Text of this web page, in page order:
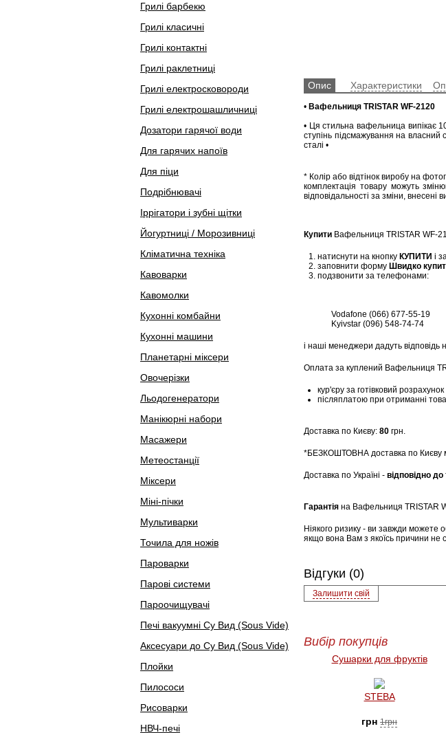
Грилі барбекю
Грилі класичні
Грилі контактні
Грилі раклетниці
Грилі електросковороди
Грилі електрошашличниці
Дозатори гарячої води
Для гарячих напоїв
Для піци
Подрібнювачі
Іррігатори і зубні щітки
Йогуртниці / Морозивниці
Кліматична техніка
Кавоварки
Кавомолки
Кухонні комбайни
Кухонні машини
Планетарні міксери
Овочерізки
Льодогенератори
Манікюрні набори
Масажери
Метеостанції
Міксери
Міні-пічки
Мультиварки
Точила для ножів
Пароварки
Парові системи
Пароочищувачі
Печі вакуумні Су Вид (Sous Vide)
Аксесуари до Су Вид (Sous Vide)
Плойки
Пилососи
Рисоварки
НВЧ-печі
Опис Характеристики
• Вафельниця TRISTAR WF-2120
• Ця стильна вафельница випікає
ступінь підсмажування на власний
сталі •
* Колір або відтінок виробу на
комплектація товару можуть
відповідальності за зміни, внесені
Купити Вафельниця TRISTAR WF-
натиснути на кнопку КУПИТИ і
заповнити форму Швидко
подзвонити за телефонами:
Vodafone (066) 677-55-19
Kyivstar (096) 548-74-74
і наші менеджери дадуть відповідь
Оплата за куплений Вафельниця
кур'єру за готівковий
післяплатою при отриманні
Доставка по Києву: 80 грн.
*БЕЗКОШТОВНА доставка по Києву
Доставка по Україні - відповідно
Гарантія на Вафельниця TRISTAR
Ніякого ризику - ви завжди можете
якщо вона Вам з якоїсь причини не
Відгуки (0)
Залишити свій
Вибір покупців
Сушарки для фруктів
STEBA
грн 1грн